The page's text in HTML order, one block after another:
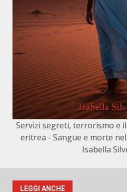
Servizi segreti, terrorismo e
eritrea - Sangue e morte
Isabella
LEGGI ANCHE